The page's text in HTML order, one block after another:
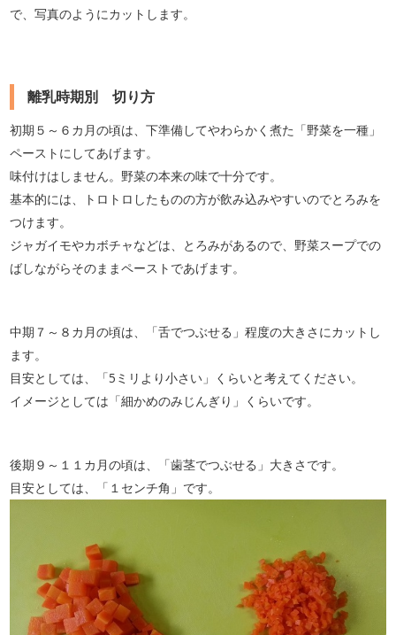
で、写真のようにカットします。
離乳時期別 切り方
初期５～６カ月の頃は、下準備してやわらかく煮た「野菜を一種」
ペーストにしてあげます。
味付けはしません。野菜の本来の味で十分です。
基本的には、トロトロしたものの方が飲み込みやすいのでとろみを
つけます。
ジャガイモやカボチャなどは、とろみがあるので、野菜スープでの
ばしながらそのままペーストであげます。
中期７～８カ月の頃は、「舌でつぶせる」程度の大きさにカットし
ます。
目安としては、「5ミリより小さい」くらいと考えてください。
イメージとしては「細かめのみじんぎり」くらいです。
後期９～１１カ月の頃は、「歯茎でつぶせる」大きさです。
目安としては、「１センチ角」です。